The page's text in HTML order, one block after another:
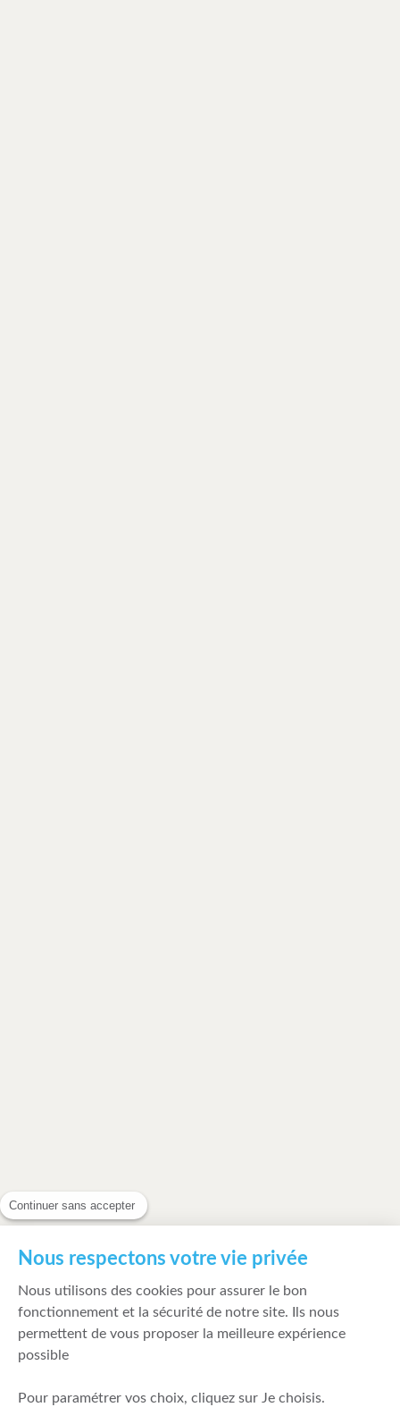
Continuer sans accepter
Nous respectons votre vie privée
Nous utilisons des cookies pour assurer le bon
fonctionnement et la sécurité de notre site. Ils nous
permettent de vous proposer la meilleure expérience
possible
Pour paramétrer vos choix, cliquez sur Je choisis.